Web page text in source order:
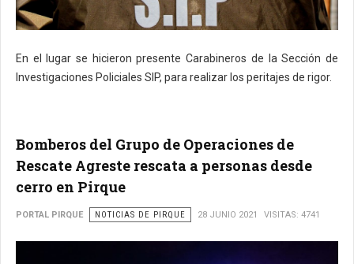
En el lugar se hicieron presente Carabineros de la Sección de
Investigaciones Policiales SIP, para realizar los peritajes de rigor.
Bomberos del Grupo de Operaciones de
Rescate Agreste rescata a personas desde
cerro en Pirque
PORTAL PIRQUE NOTICIAS DE PIRQUE 28 JUNIO 2021 VISITAS: 4741